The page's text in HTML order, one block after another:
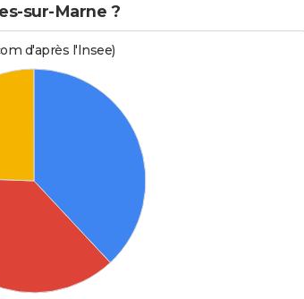
sur-Marne ?
d'après l'Insee)